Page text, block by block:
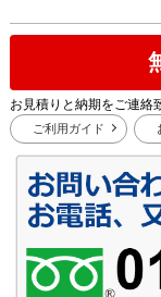
お見積りと納期をご連絡
ご利用ガイド